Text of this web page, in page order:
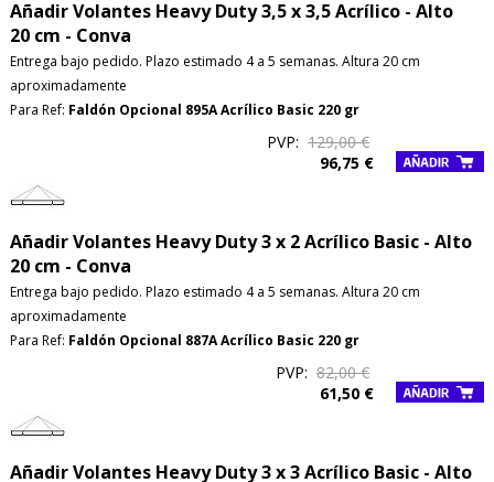
Añadir Volantes Heavy Duty 3,5 x 3,5 Acrílico - Alto
20 cm - Conva
Entrega bajo pedido. Plazo estimado 4 a 5 semanas. Altura 20 cm
aproximadamente
Para Ref: Faldón Opcional 895A Acrílico Basic 220 gr
PVP: 129,00 €
96,75 €
Añadir Volantes Heavy Duty 3 x 2 Acrílico Basic - Alto
20 cm - Conva
Entrega bajo pedido. Plazo estimado 4 a 5 semanas. Altura 20 cm
aproximadamente
Para Ref: Faldón Opcional 887A Acrílico Basic 220 gr
PVP: 82,00 €
61,50 €
Añadir Volantes Heavy Duty 3 x 3 Acrílico Basic - Alto